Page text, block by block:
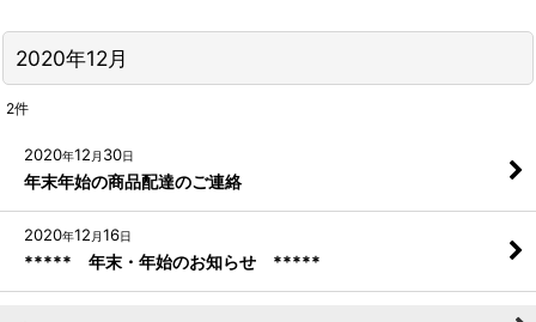
2020年12月
2件
2020年12 月 30日
年末年始の商品配達のご連絡
2020年12 月16日
***** 年末・年始のお知らせ *****